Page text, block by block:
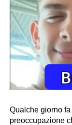
Qualche giorno
preoccupazione